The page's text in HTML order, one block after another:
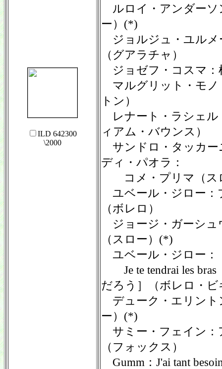
ILD 642300
\2000
ルロイ・アンダーソ
ー）(*)
ジョルジュ・ユルメ
（グアラチャ）
ジョゼフ・コスマ：
マルグリット・モノ
トン）
レナート・ラシェル
ィアム・バウンス）
サンドロ・タッカー
ディ・パオラ：
コメ・プリマ（ス
ユベール・ジロー：
（ボレロ）
ジョージ・ガーシュ
（スロー）(*)
ユベール・ジロー：
Je te tendrai les bras
だろう］（ボレロ・ビ
デューク・エリント
ー）(*)
サミー・フェイン：
（フォックス）
Gumm：J'ai tant